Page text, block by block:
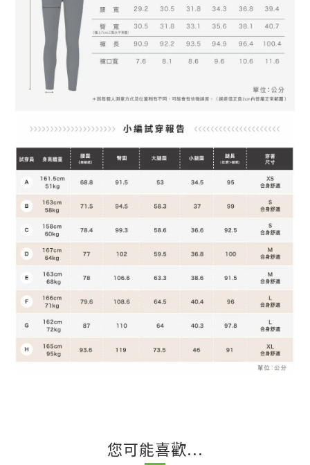
您可能喜歡...